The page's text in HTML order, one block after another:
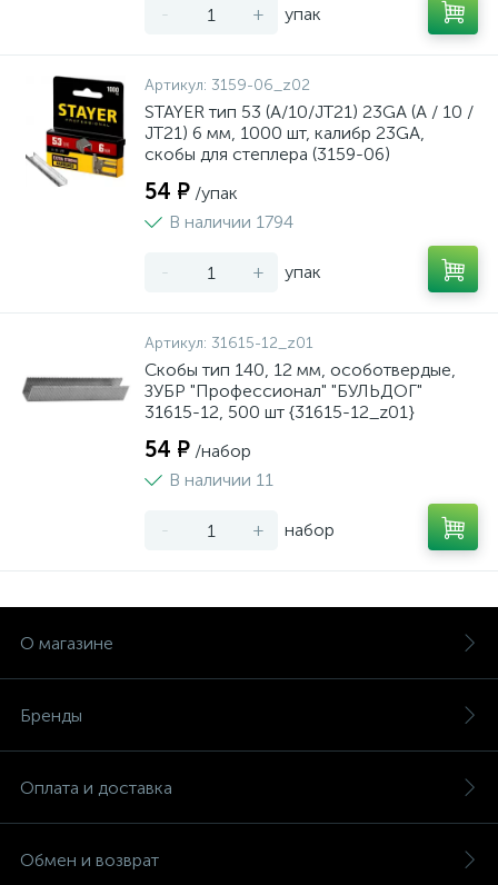
- + упак
Артикул: 3159-06_z02
STAYER тип 53 (A/10/JT21) 23GA (A / 10 /
JT21) 6 мм, 1000 шт, калибр 23GA,
скобы для степлера (3159-06)
54 ₽ /упак
В наличии 1794
- + упак
Артикул: 31615-12_z01
Скобы тип 140, 12 мм, особотвердые,
ЗУБР "Профессионал" "БУЛЬДОГ"
31615-12, 500 шт {31615-12_z01}
54 ₽ /набор
В наличии 11
- + набор
О магазине
Бренды
Оплата и доставка
Обмен и возврат